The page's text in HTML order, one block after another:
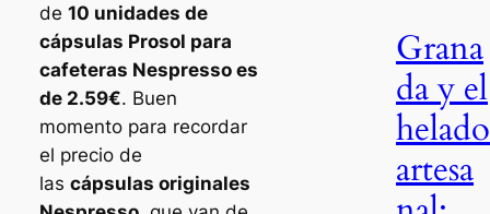
de 10 unidades de
cápsulas Prosol para
cafeteras Nespresso es
de 2.59€. Buen
momento para recordar
el precio de
las cápsulas originales
Grana
da y el
helado
artesa